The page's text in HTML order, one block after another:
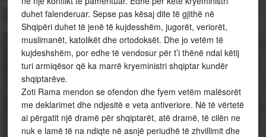
duhet falenderuar. Sepse pas kësaj dite të gjithë në
Shqipëri duhet të jenë të kujdesshëm, jugorët, veriorët,
muslimanët, katolikët dhe ortodoksët. Dhe jo vetëm të
kujdeshshëm, por edhe të vendosur për t’i thënë ndal këtij
turi armiqësor që ka marrë kryeministri shqiptar kundër
shqiptarëve.
Zoti Rama mendon se ofendon dhe fyem vetëm malësorët
me deklarimet dhe ndjesitë e veta antiveriore. Në të vërtetë
ai përgatit një dramë për shqiptarët, atë dramë, të cilën ne
nuk e lamë të na ndiqte në asnjë periudhë të zhvillimit dhe